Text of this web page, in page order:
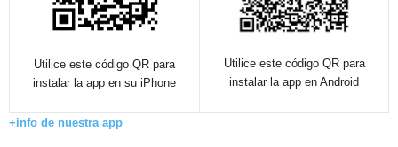
Utilice este código QR para
instalar la app en su iPhone
Utilice este código QR para
instalar la app en Android
+info de nuestra app